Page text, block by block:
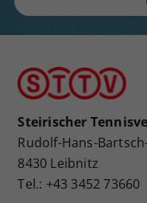
Steirischer
Rudolf-Hans-
8430 Leibnitz
Tel.: +43 3452 73660